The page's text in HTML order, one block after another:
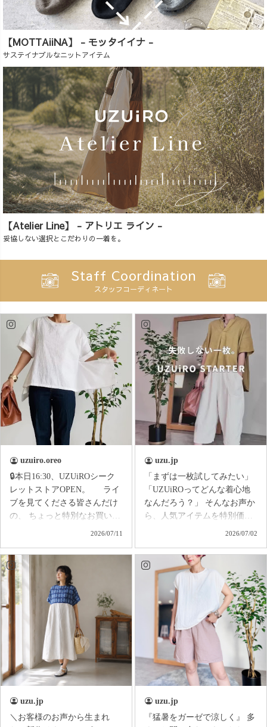
【MOTTAiiNA】 - モッタイイナ -
サステイナブルなニットアイテム
【Atelier Line】 - アトリエ ライン -
妥協しない選択とこだわりの一着を。
Staff Coordination
スタッフコーディネート
uzuiro.oreo
🔒本日16:30、UZUiROシーク
レットストアOPEN。 ライ
ブを見てくださる皆さんだけ
の、 ちょっと特別なお買い物
メントしてくださった方だけ
に、特別に【シークレット商
品ページ】をお届け📩 今回の
限定アイテムは… 『ひらりヘ
ムプルオーバー』 歩くたびに
裾がひらり。 まるで金魚のし
っぽのように揺れる、 大人か
わいいシルエットが魅力の一
枚です。 しかも今回は、 Re
シリーズの一点もの。 各カラ
ー・各サイズともに数着の
み。 ライブだからこそ出会え
る、 ライブだからこそ買え
2026/07/11
uzu.jp
「まずは一枚試してみたい」
「UZUiROってどんな着心地
なんだろう？」 そんなお声か
ら、人気アイテムを特別価格
ターターシリーズは、あえて
染色をしていない〈生成りカ
ラー〉。 晒しをしないコ
ットンそのままの色味で、
UZUiROのものづくりや素材
の気持ちよさを、もっと手に
取りやすい価格でお届けして
います。 ふわっと軽く
て、 肌がよろこぶ気持ちよ
さ。 ゆったり着られるの
に、 ちゃんと素敵に見える。
愛知でつくる、毎日に寄り
添う服を全国にお届けしてい
2026/07/02
uzu.jp
＼お客様のお声から生まれ
uzu.jp
『猛暑をガーゼで涼しく』 多